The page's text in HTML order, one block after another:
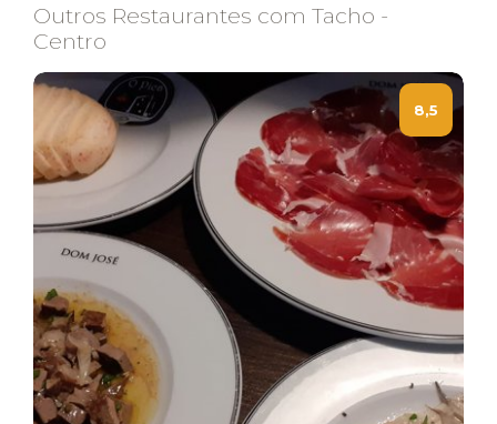
Outros Restaurantes com Tacho -
Centro
8,5